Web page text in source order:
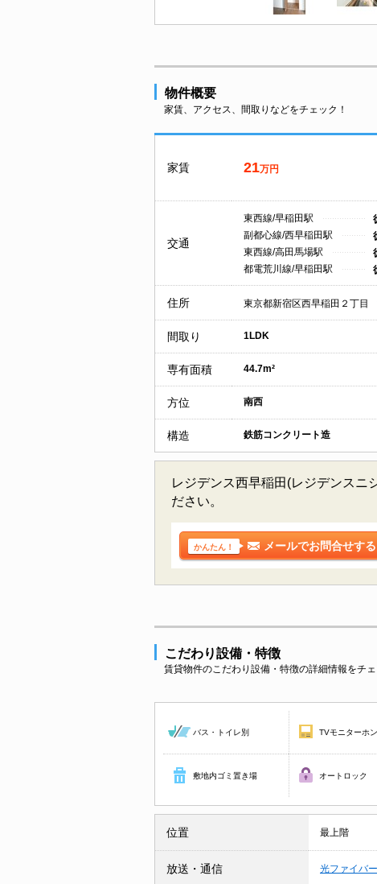
物件概要
家賃、アクセス、間取りなどをチェック！
家賃 21万円
交通
東西線/早稲田駅
副都心線/西早稲田駅
東西線/高田馬場駅
都電荒川線/早稲田駅
住所 東京都新宿区西早稲田２丁目
間取り 1LDK
専有面積 44.7m²
方位 南西
構造 鉄筋コンクリート造
レジデンス西早稲田(レジデンスニ
ださい。
かんたん！ メールでお問合せする
こだわり設備・特徴
賃貸物件のこだわり設備・特徴の詳細情報をチェ
バス・トイレ別 TVモニターホン
敷地内ゴミ置き場 オートロック
位置 最上階
放送・通信 光ファイバー